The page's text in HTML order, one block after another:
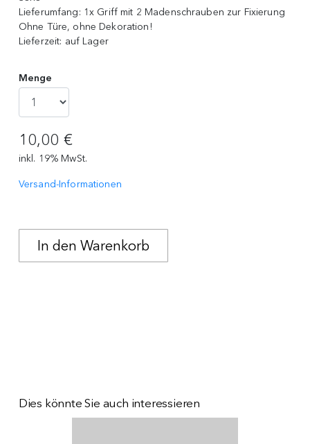
Lieferumfang: 1x Griff mit 2 Madenschrauben zur Fixierung
Ohne Türe, ohne Dekoration!
Lieferzeit: auf Lager
Menge
10,00 €
inkl. 19% MwSt.
Versand-Informationen
Dies könnte Sie auch interessieren